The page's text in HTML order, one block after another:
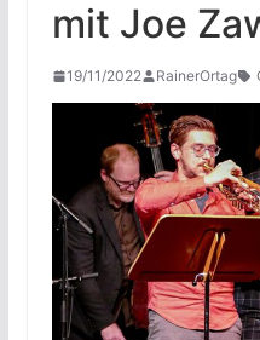
mit Joe
19/11/2022 RainerOrtag